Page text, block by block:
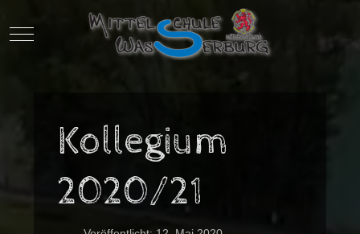
Mobile Menu Toggle
Kollegium
2020/21